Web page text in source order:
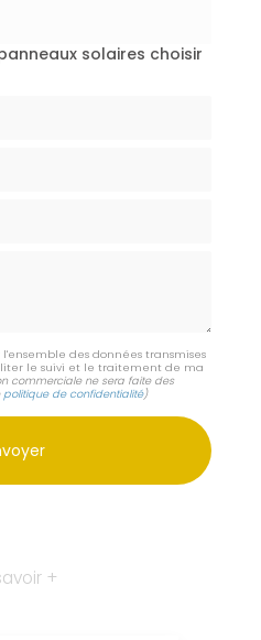
solaires choisir
des données transmises
le suivi et le traitement de ma
commerciale ne sera faite des
politique de confidentialité)
+